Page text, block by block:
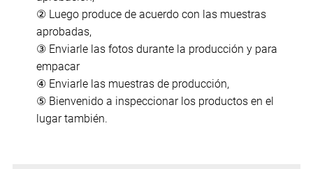
② Luego produce de acuerdo con las muestras
aprobadas,
③ Enviarle las fotos durante la producción y para
empacar
④ Enviarle las muestras de producción,
⑤ Bienvenido a inspeccionar los productos en el
lugar también.